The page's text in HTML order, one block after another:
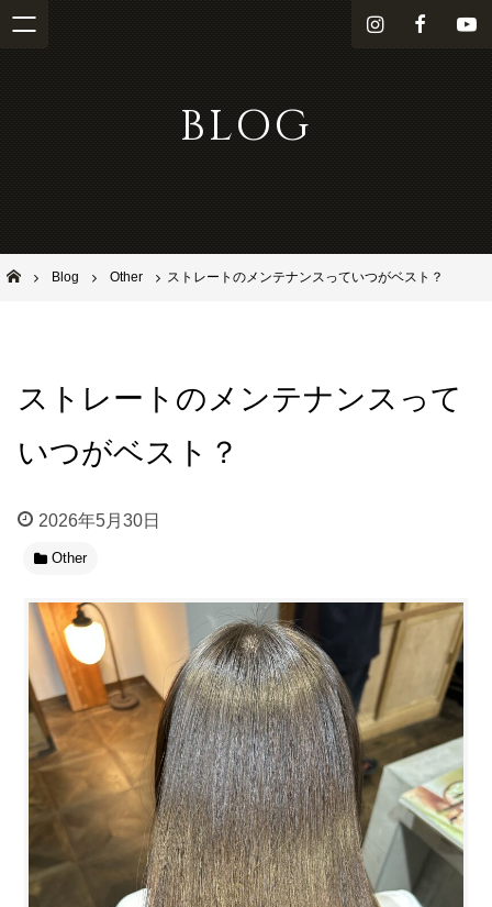
i
m
Y
BLOG
池田市石橋の美容室ならヘアサロンSolana（ソラーナ）
Blog Other ストレートのメンテナンスっていつがベスト？
ストレートのメンテナンスって
いつがベスト？
2026年5月30日
Other